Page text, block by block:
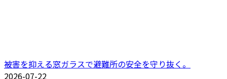
被害を抑える窓ガラスで避難所の安全を守り抜く。
2026-07-22